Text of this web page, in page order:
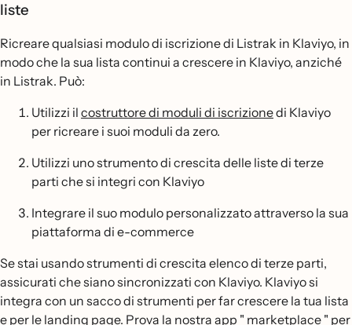
liste
Ricreare qualsiasi modulo di iscrizione di Listrak in Klaviyo, in
modo che la sua lista continui a crescere in Klaviyo, anziché
in Listrak. Può:
Utilizzi il costruttore di moduli di iscrizionedi Klaviyo
per ricreare i suoi moduli da zero.
Utilizzi uno strumento di crescita delle liste di terze
parti che si integri con Klaviyo
Integrare il suo modulo personalizzato attraverso la sua
piattaforma di e-commerce
Se stai usando strumenti di crescita elenco di terze parti,
assicurati che siano sincronizzati con Klaviyo. Klaviyo si
integra con un sacco di strumenti per far crescere la tua lista
e per le landing page. Prova la nostra app " marketplace " per